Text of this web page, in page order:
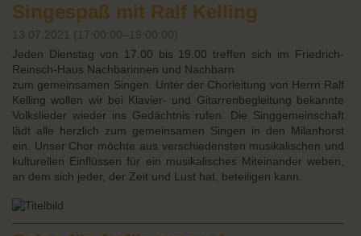
Singespaß mit Ralf Kelling
13.07.2021 (17:00:00–19:00:00)
Jeden Dienstag von 17.00 bis 19.00 treffen sich im Friedrich-
Reinsch-Haus Nachbarinnen und Nachbarn
zum gemeinsamen Singen. Unter der Chorleitung von Herrn Ralf
Kelling wollen wir bei Klavier- und Gitarrenbegleitung bekannte
Volkslieder wieder ins Gedächtnis rufen. Die Singgemeinschaft
lädt alle herzlich zum gemeinsamen Singen in den Milanhorst
ein. Unser Chor möchte aus verschiedensten musikalischen und
kulturellen Einflüssen für ein musikalisches Miteinander weben,
an dem sich jeder, der Zeit und Lust hat, beteiligen kann.